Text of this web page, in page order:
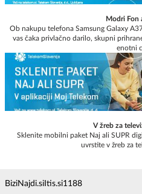
Modri Fon
Ob nakupu telefona Samsung Galaxy
vas čaka privlačno darilo, skupni
enotni
V žreb za
Sklenite mobilni paket Naj ali SUPR
uvrstite v žreb za
BiziNajdi.si Itis.si1188